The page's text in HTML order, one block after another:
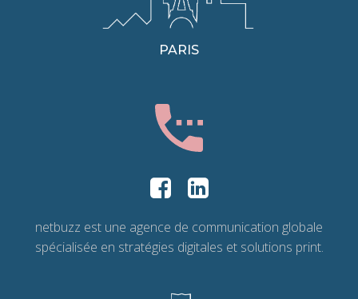
PARIS
netbuzz est une agence de communication globale
spécialisée en stratégies digitales et solutions print.